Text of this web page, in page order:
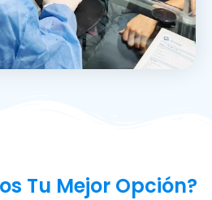
Tu Mejor Opción?